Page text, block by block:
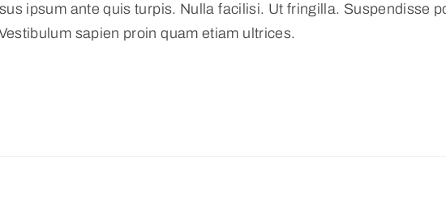
ipsum ante quis turpis. Nulla facilisi. Ut fringilla. Suspendisse
sapien proin quam etiam ultrices.